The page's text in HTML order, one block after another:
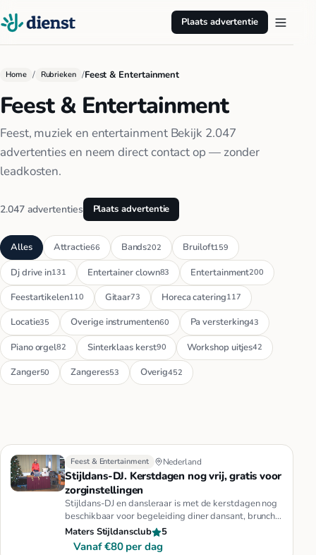
Plaats advertentie
Home / Rubrieken /Feest & Entertainment
Feest & Entertainment
Feest, muziek en entertainment Bekijk 2.047
advertenties en neem direct contact op — zonder
leadkosten.
2.047 advertenties Plaats advertentie
Alles Attractie66 Bands202 Bruiloft159
Dj drive in131 Entertainer clown83 Entertainment200
Feestartikelen110 Gitaar73 Horeca catering117
Locatie35 Overige instrumenten60 Pa versterking43
Piano orgel82 Sinterklaas kerst90 Workshop uitjes42
Zanger50 Zangeres53 Overig452
Feest & Entertainment Nederland
Stijldans-DJ. Kerstdagen nog vrij, gratis voor
zorginstellingen
Stijldans-DJ en dansleraar is met de kerstdagen nog
beschikbaar voor begeleiding diner dansant, brunch,
KBO, jaarfeest, …
Maters Stijldansclub 5
Vanaf €80 per dag